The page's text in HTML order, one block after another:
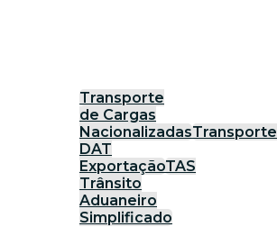
Transporte
de Cargas
NacionalizadasTransporte
DAT
ExportaçãoTAS
Trânsito
Aduaneiro
Simplificado